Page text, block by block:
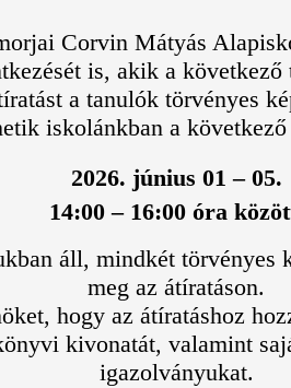
Corvin Mátyás
is, akik a következő
a tanulók törvényes
iskolánkban a
2026. június 01 – 05.
14:00 – 16:00 óra
áll, mindkét törvényes
meg az átíratáson.
hogy az átíratáshoz
kivonatát, valamint
igazolványukat.